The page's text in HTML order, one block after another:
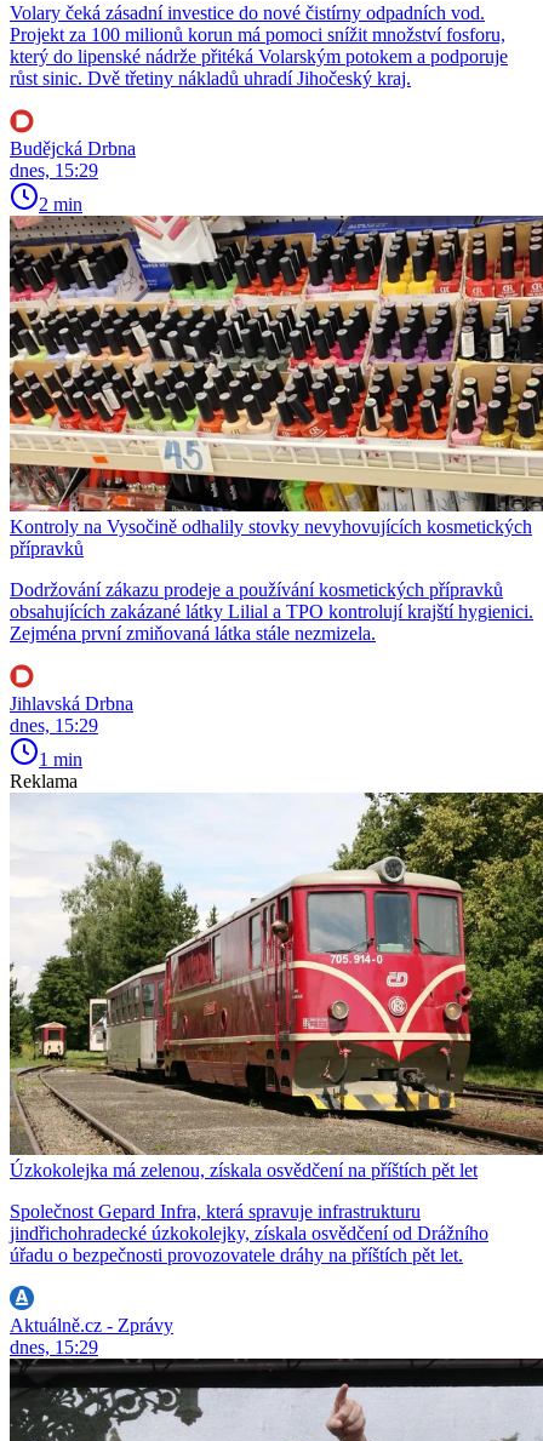
Volary čeká zásadní investice do nové čistírny odpadních vod.
Projekt za 100 milionů korun má pomoci snížit množství fosforu,
který do lipenské nádrže přitéká Volarským potokem a podporuje
růst sinic. Dvě třetiny nákladů uhradí Jihočeský kraj.
Budějcká Drbna
dnes, 15:29
2 min
Kontroly na Vysočině odhalily stovky nevyhovujících kosmetických
přípravků
Dodržování zákazu prodeje a používání kosmetických přípravků
obsahujících zakázané látky Lilial a TPO kontrolují krajští hygienici.
Zejména první zmiňovaná látka stále nezmizela.
Jihlavská Drbna
dnes, 15:29
1 min
Reklama
Úzkokolejka má zelenou, získala osvědčení na příštích pět let
Společnost Gepard Infra, která spravuje infrastrukturu
jindřichohradecké úzkokolejky, získala osvědčení od Drážního
úřadu o bezpečnosti provozovatele dráhy na příštích pět let.
Aktuálně.cz - Zprávy
dnes, 15:29